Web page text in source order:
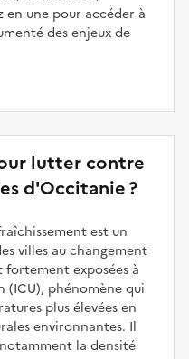
en une pour accéder à
des enjeux de
lutter contre
d'Occitanie ?
est un
villes au changement
exposées à
phénomène qui
plus élevées en
environnantes. Il
la densité